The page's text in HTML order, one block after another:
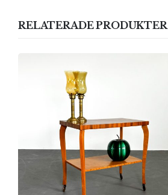
RELATERADE PRODUKTER